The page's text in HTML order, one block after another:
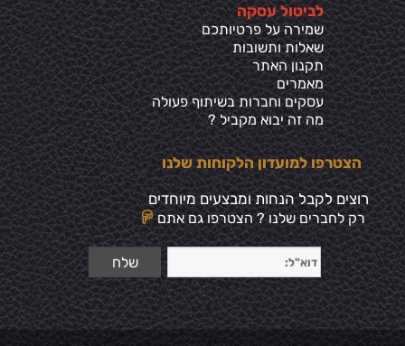
לביטול עסקה
שמירה על פרטיותכם
שאלות ותשובות
תקנון האתר
מאמרים
עסקים וחברות בשיתוף פעולה
מה זה יבוא מקביל ?
הצטרפו למועדון הלקוחות שלנו
רוצים לקבל הנחות ומבצעים מיוחדים
רק לחברים שלנו ? הצטרפו גם אתם